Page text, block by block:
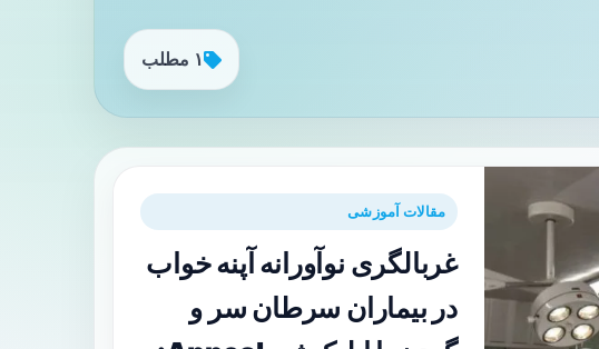
۱ مطلب
مقالات آموزشی
غربالگری نوآورانه آپنه خواب
در بیماران سرطان سر و